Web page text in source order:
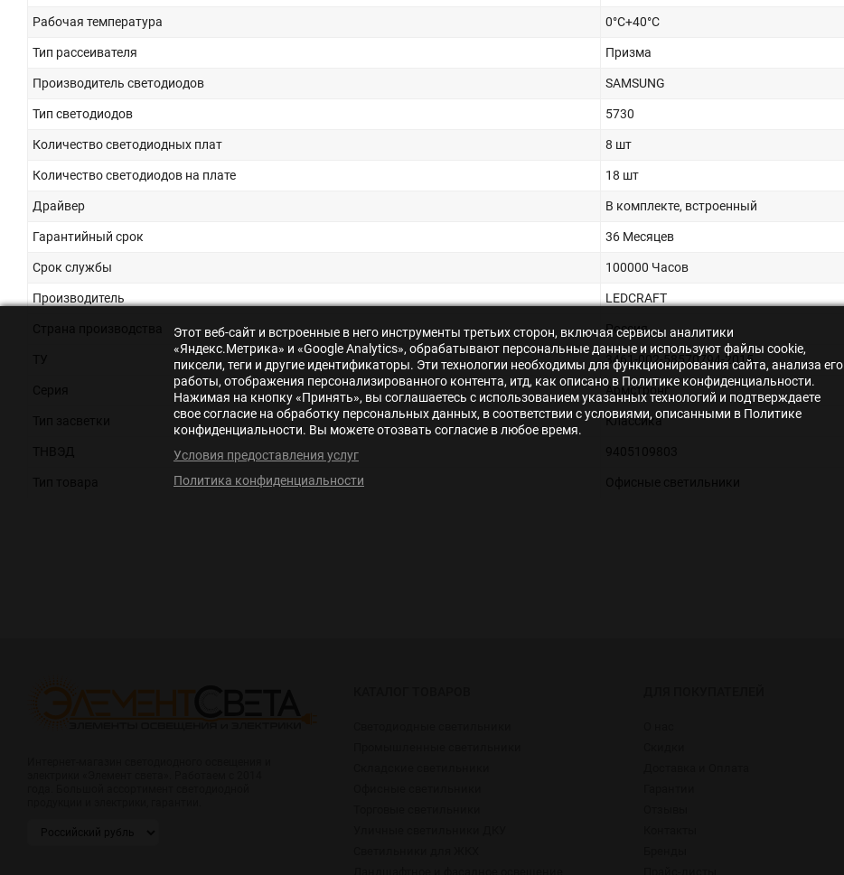
Рабочая температура 0°C+40°C
Тип рассеивателя Призма
Производитель светодиодов SAMSUNG
Тип светодиодов 5730
Количество светодиодных плат 8 шт
Количество светодиодов на плате 18 шт
Драйвер В комплекте, встроенный
Гарантийный срок 36 Месяцев
Срок службы 100000 Часов
Производитель LEDCRAFT
Россия
3461-002-58570794-2015
Армстронг
Классика
Этот веб-сайт и встроенные в него инструменты третьих сторон, включая сервисы аналитики
«Яндекс.Метрика» и «Google Analytics», обрабатывают персональные данные и используют файлы cookie,
пиксели, теги и другие идентификаторы. Эти технологии необходимы для функционирования сайта, анализа его
работы, отображения персонализированного контента, итд, как описано в Политике конфиденциальности.
Нажимая на кнопку «Принять», вы соглашаетесь с использованием указанных технологий и подтверждаете
свое согласие на обработку персональных данных, в соответствии с условиями, описанными в Политике
конфиденциальности. Вы можете отозвать согласие в любое время.
Условия предоставления услуг
Политика конфиденциальности